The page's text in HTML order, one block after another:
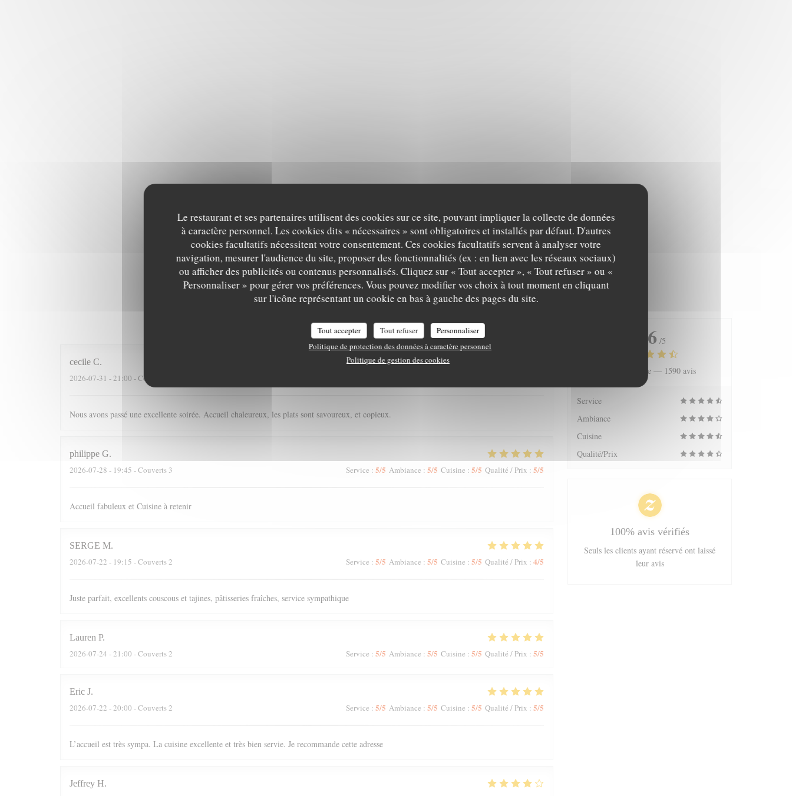
Le restaurant et ses partenaires utilisent des cookies sur ce site, pouvant impliquer la collecte de données
à caractère personnel. Les cookies dits « nécessaires » sont obligatoires et installés par défaut. D'autres
cookies facultatifs nécessitent votre consentement. Ces cookies facultatifs servent à analyser votre
navigation, mesurer l'audience du site, proposer des fonctionnalités (ex : en lien avec les réseaux sociaux)
ou afficher des publicités ou contenus personnalisés. Cliquez sur « Tout accepter », « Tout refuser » ou «
Personnaliser » pour gérer vos préférences. Vous pouvez modifier vos choix à tout moment en cliquant
sur l'icône représentant un cookie en bas à gauche des pages du site.
Tout accepter Tout refuser
Personnaliser
Politique de protection des données à caractère personnel
Politique de gestion des cookies
cecile C
2026-07-31 - 21:00 - Couverts 4
Nous avons passé une excellente soirée. Accueil chaleureux, les plats sont savoureux, et copieux.
philippe G
2026-07-28 - 19:45 - Couverts 3 Service : 5/5 Ambiance : 5/5 Cuisine : 5/5 Qualité / Prix : 5/5
Accueil fabuleux et Cuisine à retenir
SERGE M
2026-07-22 - 19:15 - Couverts 2 Service : 5/5 Ambiance : 5/5 Cuisine : 5/5 Qualité / Prix : 4/5
Juste parfait, excellents couscous et tajines, pâtisseries fraîches, service sympathique
Lauren P
2026-07-24 - 21:00 - Couverts 2 Service : 5/5 Ambiance : 5/5 Cuisine : 5/5 Qualité / Prix : 5/5
Eric J
2026-07-22 - 20:00 - Couverts 2 Service : 5/5 Ambiance : 5/5 Cuisine : 5/5 Qualité / Prix : 5/5
L’accueil est très sympa. La cuisine excellente et très bien servie. Je recommande cette adresse
Jeffrey H
4.6 /5
Note moyenne — 1590 avis
Service
Ambiance
Cuisine
Qualité/Prix
100% avis vérifiés
Seuls les clients ayant réservé ont laissé
leur avis